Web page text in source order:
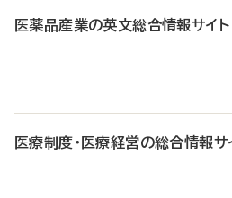
医薬品産業の英文総合情報サイト
医療制度・医療経営の総合情報サ